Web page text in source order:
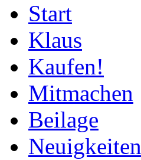
Start
Klaus
Kaufen!
Mitmachen
Beilage
Neuigkeiten